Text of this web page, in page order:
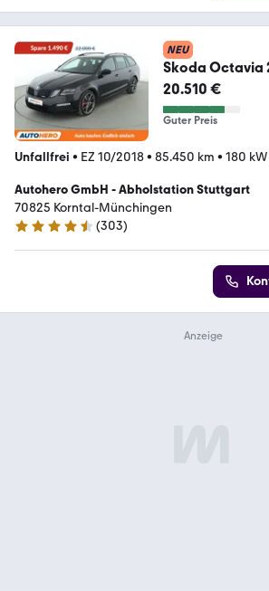
NEU
Skoda Octavia
20.510 €
Guter Preis
Unfallfrei • EZ 10/2018• 85.450 km • 180
Autohero GmbH - Abholstation Stuttgart
70825 Korntal-Münchingen
4.4 Sterne
(303)